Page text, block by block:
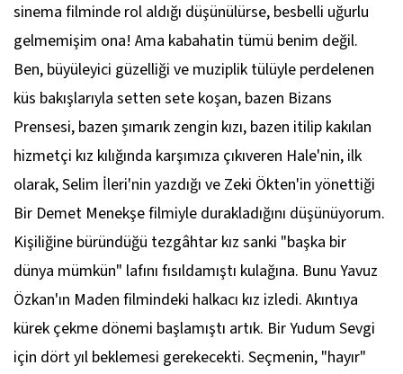
sinema filminde rol aldığı düşünülürse, besbelli uğurlu
gelmemişim ona! Ama kabahatin tümü benim değil.
Ben, büyüleyici güzelliği ve muziplik tülüyle perdelenen
küs bakışlarıyla setten sete koşan, bazen Bizans
Prensesi, bazen şımarık zengin kızı, bazen itilip kakılan
hizmetçi kız kılığında karşımıza çıkıveren Hale'nin, ilk
olarak, Selim İleri'nin yazdığı ve Zeki Ökten'in yönettiği
Bir Demet Menekşe filmiyle durakladığını düşünüyorum.
Kişiliğine büründüğü tezgâhtar kız sanki "başka bir
dünya mümkün" lafını fısıldamıştı kulağına. Bunu Yavuz
Özkan'ın Maden filmindeki halkacı kız izledi. Akıntıya
kürek çekme dönemi başlamıştı artık. Bir Yudum Sevgi
için dört yıl beklemesi gerekecekti. Seçmenin, "hayır"